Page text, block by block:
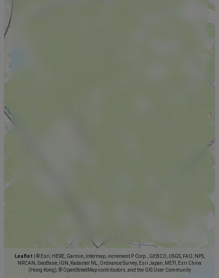
Leaflet
© Esri, HERE, Garmin, Intermap, increment P Corp., GEBCO, USGS, FAO, NPS,
NRCAN, GeoBase, IGN, Kadaster NL, Ordnance Survey, Esri Japan, METI, Esri China
(Hong Kong), © OpenStreetMap contributors, and the GIS User Community